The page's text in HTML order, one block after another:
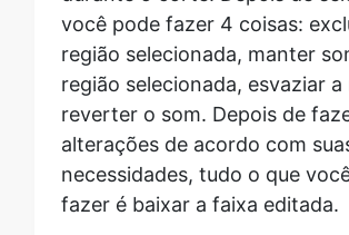
reverter o som. Depois de
alterações de acordo com
necessidades, tudo o que
fazer é baixar a faixa editada.
Cortar a trilha sonora